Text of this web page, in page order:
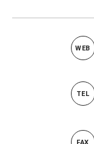
WEB
TEL
FAX